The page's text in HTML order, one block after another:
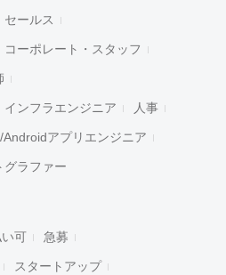
セールス
コーポレート・スタッフ
インフラエンジニア 人事
Androidアプリエンジニア
グラファー
可 急募
スタートアップ